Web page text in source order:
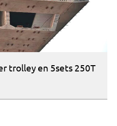
trolley en 5sets 250T